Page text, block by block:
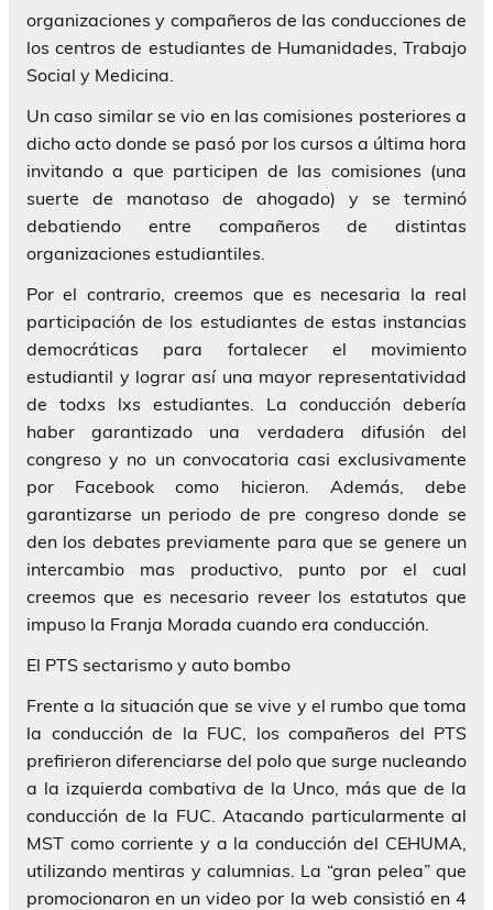
organizaciones y compañeros de las conducciones de
los centros de estudiantes de Humanidades, Trabajo
Social y Medicina.
Un caso similar se vio en las comisiones posteriores a
dicho acto donde se pasó por los cursos a última hora
invitando a que participen de las comisiones (una
suerte de manotaso de ahogado) y se terminó
debatiendo entre compañeros de distintas
organizaciones estudiantiles.
Por el contrario, creemos que es necesaria la real
participación de los estudiantes de estas instancias
democráticas para fortalecer el movimiento
estudiantil y lograr así una mayor representatividad
de todxs lxs estudiantes. La conducción debería
haber garantizado una verdadera difusión del
congreso y no un convocatoria casi exclusivamente
por Facebook como hicieron. Además, debe
garantizarse un periodo de pre congreso donde se
den los debates previamente para que se genere un
intercambio mas productivo, punto por el cual
creemos que es necesario reveer los estatutos que
impuso la Franja Morada cuando era conducción.
El PTS sectarismo y auto bombo
Frente a la situación que se vive y el rumbo que toma
la conducción de la FUC, los compañeros del PTS
prefirieron diferenciarse del polo que surge nucleando
a la izquierda combativa de la Unco, más que de la
conducción de la FUC. Atacando particularmente al
MST como corriente y a la conducción del CEHUMA,
utilizando mentiras y calumnias. La “gran pelea” que
promocionaron en un video por la web consistió en 4